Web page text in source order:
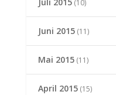
(10)
Juni 2015(11)
Mai 2015(11)
April 2015(15)